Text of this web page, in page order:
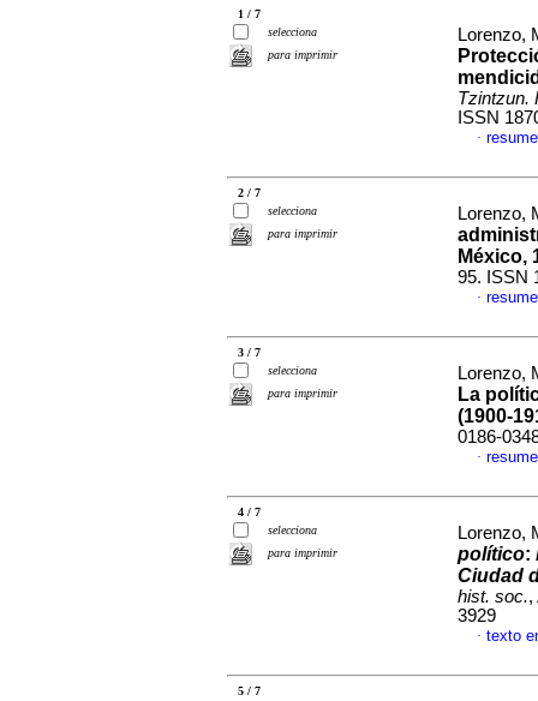
1 / 7
selecciona
para imprimir
Lorenzo,
Tzintzun.
ISSN
·
2 / 7
selecciona
para imprimir
Lorenzo,
México,
95. ISSN
·
3 / 7
selecciona
para imprimir
Lorenzo,
La
(1900-
0186-
·
4 / 7
selecciona
para imprimir
Lorenzo,
político:
Ciudad
hist. soc.,
3929
· texto
5 / 7